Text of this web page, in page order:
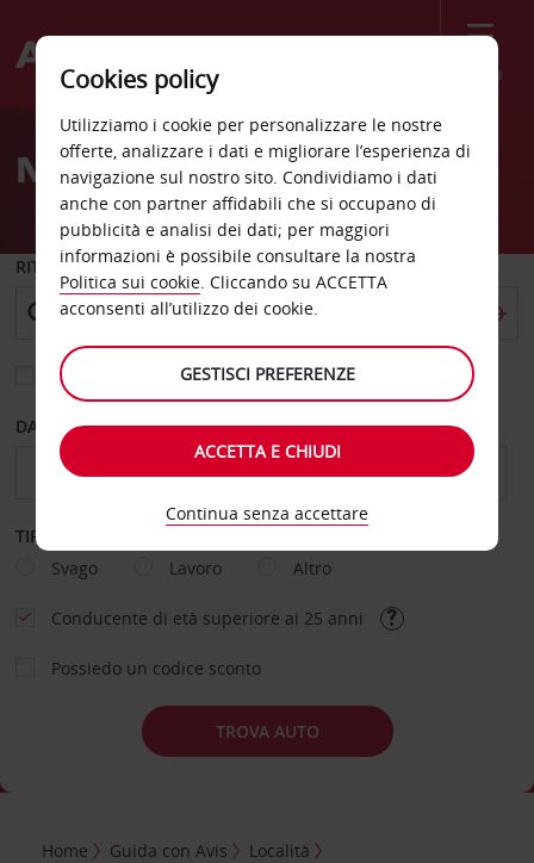
Menù
Welcome
AvisNoleggio auto Newquay
RITIRO DA
Scegli una località di riconsegna diversa
DAL GIORNO AL GIORNO
TIPOLOGIA DI NOLEGGIO
Svago
Lavoro Altro
Conducente di età superiore ai 25 anni
Possiedo un codice sconto
TROVA AUTO
Home Guida con Avis
Località
Cookies policy
Utilizziamo i cookie per personalizzare le nostre
offerte, analizzare i dati e migliorare l’esperienza di
navigazione sul nostro sito. Condividiamo i dati
anche con partner affidabili che si occupano di
pubblicità e analisi dei dati; per maggiori
informazioni è possibile consultare la nostra
Politica sui cookie. Cliccando su ACCETTA
acconsenti all’utilizzo dei cookie.
GESTISCI PREFERENZE
ACCETTA E CHIUDI
Continua senza accettare